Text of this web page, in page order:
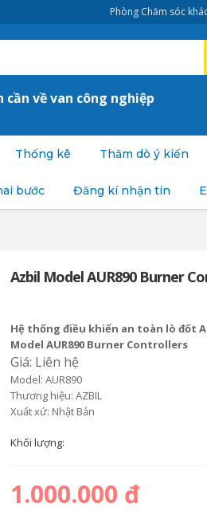
Phòng Chăm sóc
về van công nghiệp
Thống kê Thăm dò ý kiến
bước Đăng kí nhận tin
Azbil Model AUR890 Burner
Hệ thống điều khiển an toàn lò đốt
Model AUR890 Burner Controllers
Giá: Liên hệ
Model: AUR890
Thương hiệu: AZBIL
Xuất xứ: Nhật Bản
Khối lượng:
1.000.000 đ